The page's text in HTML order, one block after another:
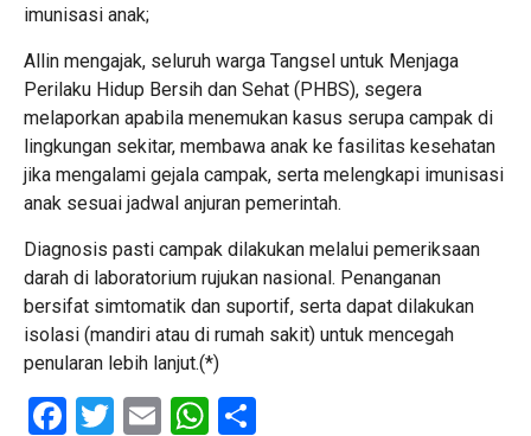
imunisasi anak;
Allin mengajak, seluruh warga Tangsel untuk Menjaga
Perilaku Hidup Bersih dan Sehat (PHBS), segera
melaporkan apabila menemukan kasus serupa campak di
lingkungan sekitar, membawa anak ke fasilitas kesehatan
jika mengalami gejala campak, serta melengkapi imunisasi
anak sesuai jadwal anjuran pemerintah.
Diagnosis pasti campak dilakukan melalui pemeriksaan
darah di laboratorium rujukan nasional. Penanganan
bersifat simtomatik dan suportif, serta dapat dilakukan
isolasi (mandiri atau di rumah sakit) untuk mencegah
penularan lebih lanjut.(*)
Facebook
Twitter
EmailWhatsApp